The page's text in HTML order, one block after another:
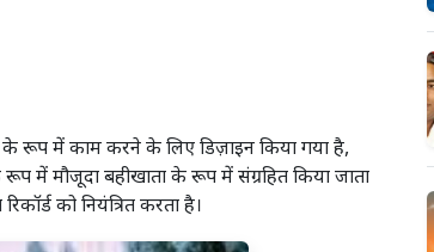
रूप में काम करने के लिए डिज़ाइन किया गया है,
में मौजूदा बहीखाता के रूप में संग्रहित किया जाता
को नियंत्रित करता है।